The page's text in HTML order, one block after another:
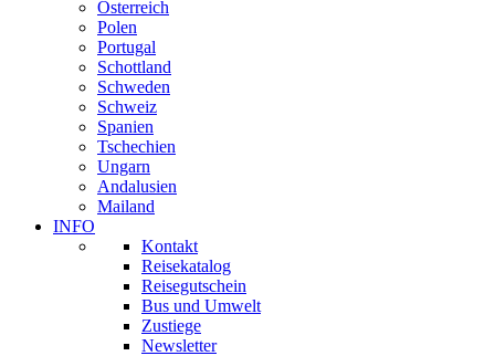
Österreich
Polen
Portugal
Schottland
Schweden
Schweiz
Spanien
Tschechien
Ungarn
Andalusien
Mailand
INFO
Kontakt
Reisekatalog
Reisegutschein
Bus und Umwelt
Zustiege
Newsletter